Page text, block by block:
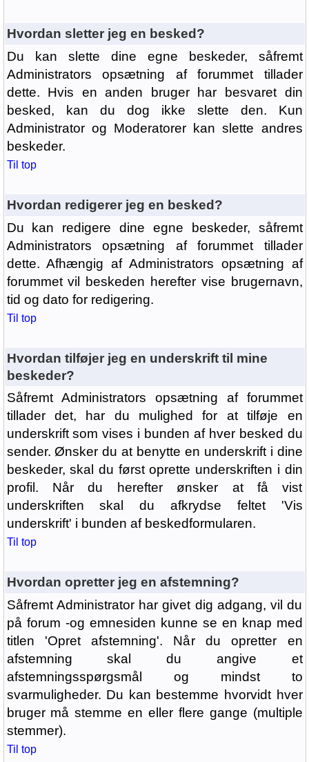
Hvordan sletter jeg en besked?
Du kan slette dine egne beskeder, såfremt
Administrators opsætning af forummet tillader
dette. Hvis en anden bruger har besvaret din
besked, kan du dog ikke slette den. Kun
Administrator og Moderatorer kan slette andres
beskeder.
Til top
Hvordan redigerer jeg en besked?
Du kan redigere dine egne beskeder, såfremt
Administrators opsætning af forummet tillader
dette. Afhængig af Administrators opsætning af
forummet vil beskeden herefter vise brugernavn,
tid og dato for redigering.
Til top
Hvordan tilføjer jeg en underskrift til mine
beskeder?
Såfremt Administrators opsætning af forummet
tillader det, har du mulighed for at tilføje en
underskrift som vises i bunden af hver besked du
sender. Ønsker du at benytte en underskrift i dine
beskeder, skal du først oprette underskriften i din
profil. Når du herefter ønsker at få vist
underskriften skal du afkrydse feltet 'Vis
underskrift' i bunden af beskedformularen.
Til top
Hvordan opretter jeg en afstemning?
Såfremt Administrator har givet dig adgang, vil du
på forum -og emnesiden kunne se en knap med
titlen 'Opret afstemning'. Når du opretter en
afstemning skal du angive et
afstemningsspørgsmål og mindst to
svarmuligheder. Du kan bestemme hvorvidt hver
bruger må stemme en eller flere gange (multiple
stemmer).
Til top